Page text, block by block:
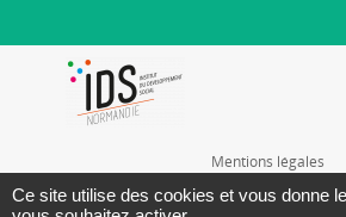
Mentions légales
Plan du site
Ce site utilise des cookies et vous donne